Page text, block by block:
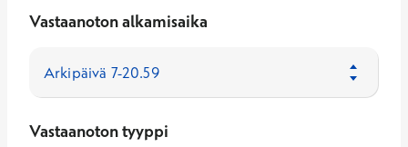
Vastaanoton alkamisaika
Vastaanoton tyyppi